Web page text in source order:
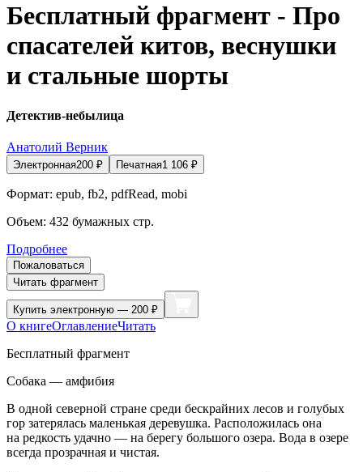
Бесплатный фрагмент - Про
спасателей китов, веснушки
и стальные шорты
Детектив-небылица
Анатолий Верник
Электронная200 ₽ Печатная1 106 ₽
Формат: epub, fb2, pdfRead, mobi
Объем: 432 бумажных стр.
Подробнее
Пожаловаться
Читать фрагмент
Купить электронную — 200 ₽
О книгеОглавлениеЧитать
Бесплатный фрагмент
Собака — амфибия
В одной северной стране среди бескрайних лесов и голубых
гор затерялась маленькая деревушка. Расположилась она
на редкость удачно — на берегу большого озера. Вода в озере
всегда прозрачная и чистая.